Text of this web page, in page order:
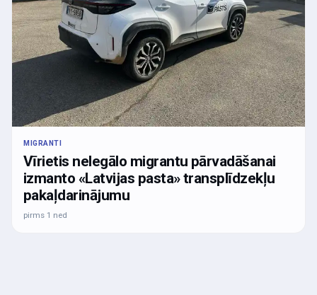
MIGRANTI
Vīrietis nelegālo migrantu pārvadāšanai
izmanto «Latvijas pasta» transplīdzekļu
pakaļdarinājumu
pirms 1 ned